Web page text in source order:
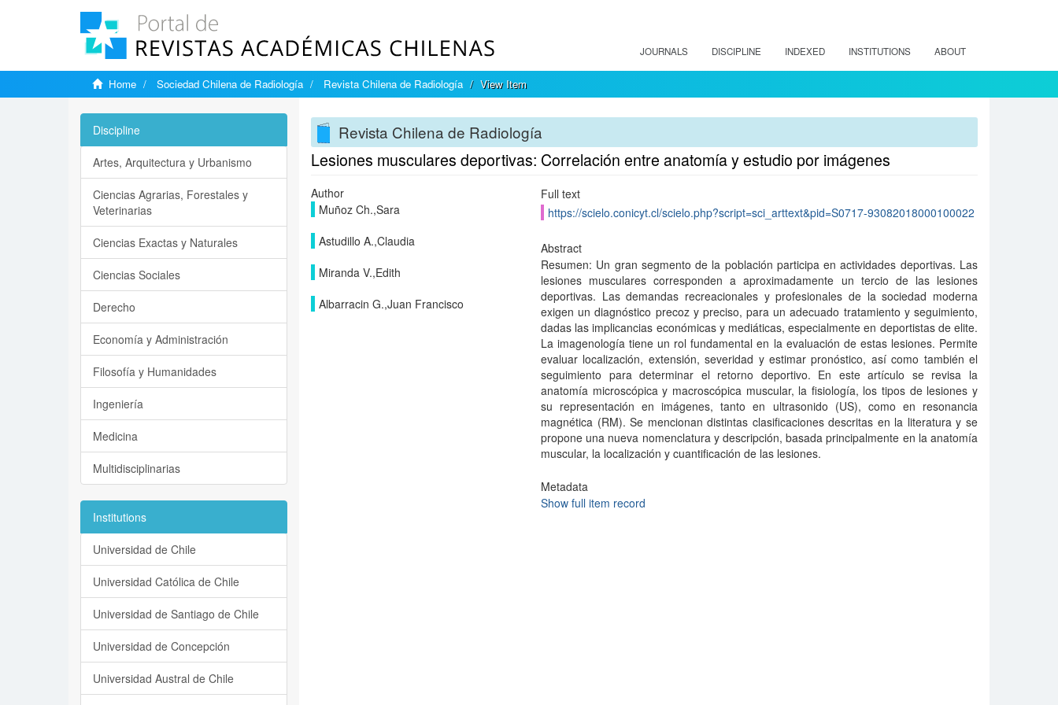
JOURNALS DISCIPLINE INDEXED INSTITUTIONS ABOUT
Home Sociedad Chilena de Radiología Revista Chilena de Radiología View Item
Revista Chilena de Radiología
Lesiones musculares deportivas: Correlación entre anatomía y estudio por imágenes
Author
Muñoz Ch.,Sara
Astudillo A.,Claudia
Miranda V.,Edith
Albarracin G.,Juan Francisco
Full text
https://scielo.conicyt.cl/scielo.php?script=sci_arttext&pid=S0717-93082018000100022
Abstract
Resumen: Un gran segmento de la población participa en actividades deportivas. Las
lesiones musculares corresponden a aproximadamente un tercio de las lesiones
deportivas. Las demandas recreacionales y profesionales de la sociedad moderna
exigen un diagnóstico precoz y preciso, para un adecuado tratamiento y seguimiento,
dadas las implicancias económicas y mediáticas, especialmente en deportistas de elite.
La imagenología tiene un rol fundamental en la evaluación de estas lesiones. Permite
evaluar localización, extensión, severidad y estimar pronóstico, así como también el
seguimiento para determinar el retorno deportivo. En este artículo se revisa la
anatomía microscópica y macroscópica muscular, la fisiología, los tipos de lesiones y
su representación en imágenes, tanto en ultrasonido (US), como en resonancia
magnética (RM). Se mencionan distintas clasificaciones descritas en la literatura y se
propone una nueva nomenclatura y descripción, basada principalmente en la anatomía
muscular, la localización y cuantificación de las lesiones.
Metadata
Show full item record
Discipline
Artes, Arquitectura y Urbanismo
Ciencias Agrarias, Forestales y
Veterinarias
Ciencias Exactas y Naturales
Ciencias Sociales
Derecho
Economía y Administración
Filosofía y Humanidades
Ingeniería
Medicina
Multidisciplinarias
Institutions
Universidad de Chile
Universidad Católica de Chile
Universidad de Santiago de Chile
Universidad de Concepción
Universidad Austral de Chile